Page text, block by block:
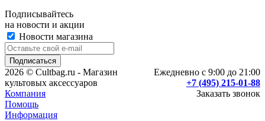
Подписывайтесь
на новости и акции
Новости магазина
Ежедневно с 9:00 до 21:00
+7 (495) 215-01-88
Заказать звонок
2026 © Cultbag.ru - Магазин
культовых аксессуаров
Компания
Помощь
Информация